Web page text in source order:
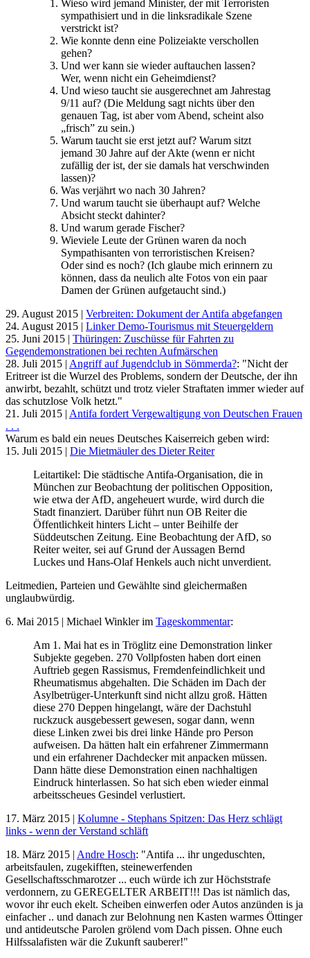
Wieso wird jemand Minister, der mit Terroristen
sympathisiert und in die linksradikale Szene
verstrickt ist?
Wie konnte denn eine Polizeiakte verschollen
gehen?
Und wer kann sie wieder auftauchen lassen?
Wer, wenn nicht ein Geheimdienst?
Und wieso taucht sie ausgerechnet am Jahrestag
9/11 auf? (Die Meldung sagt nichts über den
genauen Tag, ist aber vom Abend, scheint also
„frisch” zu sein.)
Warum taucht sie erst jetzt auf? Warum sitzt
jemand 30 Jahre auf der Akte (wenn er nicht
zufällig der ist, der sie damals hat verschwinden
lassen)?
Was verjährt wo nach 30 Jahren?
Und warum taucht sie überhaupt auf? Welche
Absicht steckt dahinter?
Und warum gerade Fischer?
Wieviele Leute der Grünen waren da noch
Sympathisanten von terroristischen Kreisen?
Oder sind es noch? (Ich glaube mich erinnern zu
können, dass da neulich alte Fotos von ein paar
Damen der Grünen aufgetaucht sind.)
29. August 2015 | Verbreiten: Dokument der Antifa abgefangen
24. August 2015 | Linker Demo-Tourismus mit Steuergeldern
25. Juni 2015 | Thüringen: Zuschüsse für Fahrten zu
Gegendemonstrationen bei rechten Aufmärschen
28. Juli 2015 | Angriff auf Jugendclub in Sömmerda?: "Nicht der
Eritreer ist die Wurzel des Problems, sondern der Deutsche, der ihn
anwirbt, bezahlt, schützt und trotz vieler Straftaten immer wieder auf
das schutzlose Volk hetzt."
21. Juli 2015 | Antifa fordert Vergewaltigung von Deutschen Frauen
. . .
Warum es bald ein neues Deutsches Kaiserreich geben wird:
15. Juli 2015 | Die Mietmäuler des Dieter Reiter
Leitartikel: Die städtische Antifa-Organisation, die in
München zur Beobachtung der politischen Opposition,
wie etwa der AfD, angeheuert wurde, wird durch die
Stadt finanziert. Darüber führt nun OB Reiter die
Öffentlichkeit hinters Licht – unter Beihilfe der
Süddeutschen Zeitung. Eine Beobachtung der AfD, so
Reiter weiter, sei auf Grund der Aussagen Bernd
Luckes und Hans-Olaf Henkels auch nicht unverdient.
Leitmedien, Parteien und Gewählte sind gleichermaßen
unglaubwürdig.
6. Mai 2015 | Michael Winkler im Tageskommentar:
Am 1. Mai hat es in Tröglitz eine Demonstration linker
Subjekte gegeben. 270 Vollpfosten haben dort einen
Auftrieb gegen Rassismus, Fremdenfeindlichkeit und
Rheumatismus abgehalten. Die Schäden im Dach der
Asylbetrüger-Unterkunft sind nicht allzu groß. Hätten
diese 270 Deppen hingelangt, wäre der Dachstuhl
ruckzuck ausgebessert gewesen, sogar dann, wenn
diese Linken zwei bis drei linke Hände pro Person
aufweisen. Da hätten halt ein erfahrener Zimmermann
und ein erfahrener Dachdecker mit anpacken müssen.
Dann hätte diese Demonstration einen nachhaltigen
Eindruck hinterlassen. So hat sich eben wieder einmal
arbeitsscheues Gesindel verlustiert.
17. März 2015 | Kolumne - Stephans Spitzen: Das Herz schlägt
links - wenn der Verstand schläft
18. März 2015 | Andre Hosch: "Antifa ... ihr ungeduschten,
arbeitsfaulen, zugekifften, steinewerfenden
Gesellschaftsschmarotzer ... euch würde ich zur Höchststrafe
verdonnern, zu GEREGELTER ARBEIT!!! Das ist nämlich das,
wovor ihr euch ekelt. Scheiben einwerfen oder Autos anzünden is ja
einfacher .. und danach zur Belohnung nen Kasten warmes Öttinger
und antideutsche Parolen grölend vom Dach pissen. Ohne euch
Hilfssalafisten wär die Zukunft sauberer!"